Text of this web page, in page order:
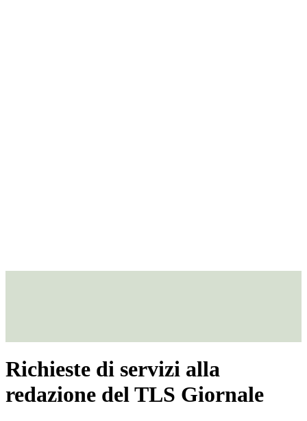
Richieste di servizi alla
redazione del TLS Giornale